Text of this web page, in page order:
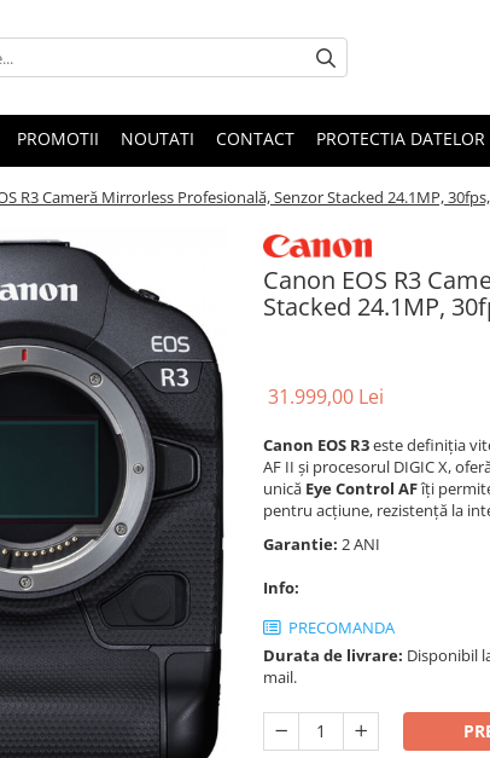
PROMOTII NOUTATI CONTACT PROTECTIA DATELOR
R3 Cameră Mirrorless Profesională, Senzor Stacked 24.1MP,
Canon EOS R3
Stacked 24.1MP,
31.999,00 Lei
Canon EOS R3este definiția
AF II și procesorul DIGIC X,
unică Eye Control AFîți
pentru acțiune, rezistență la
Garantie: 2 ANI
Info:
PRECOMANDA
Durata de livrare: Disponibil
mail.